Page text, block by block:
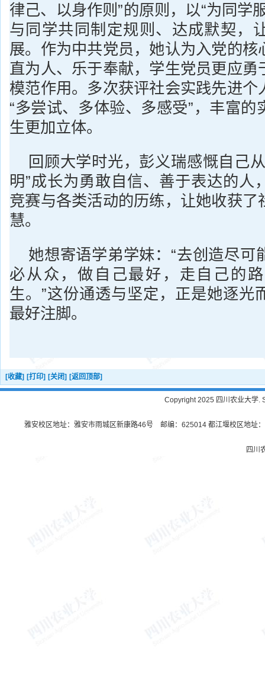
律己、以身作则”的原则，以“为同学
与同学共同制定规则、达成默契，
展。作为中共党员，她认为入党的核
直为人、乐于奉献，学生党员更应勇
模范作用。多次获评社会实践先进个
“多尝试、多体验、多感受”，丰富的
生更加立体。
回顾大学时光，彭义瑞感慨自己
明”成长为勇敢自信、善于表达的人
竞赛与各类活动的历练，让她收获了
慧。
她想寄语学弟学妹：“去创造尽可
必从众，做自己最好，走自己的
生。”这份通透与坚定，正是她逐光
最好注脚。
[收藏] [打印] [关闭] [返回顶部]
Copyright 2025 四川农业大学.
雅安校区地址：雅安市雨城区新康路46号 邮编：625014 都江堰校区地址
四川